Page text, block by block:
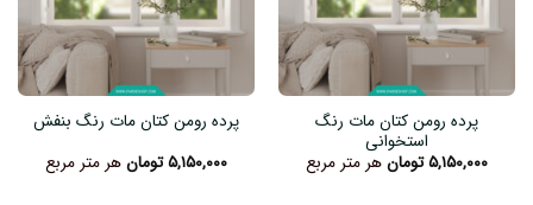
پرده رومن کتان مات رنگ
استخوانی
۵,۱۵۰,۰۰۰تومانهر متر مربع
پرده رومن کتان مات رنگ بنفش
۵,۱۵۰,۰۰۰تومانهر متر مربع